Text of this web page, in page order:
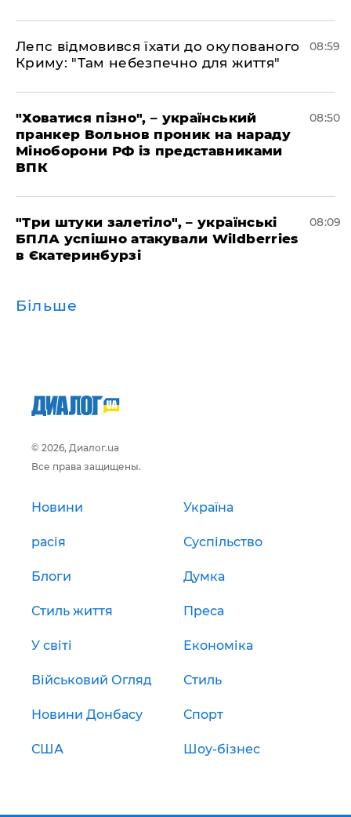
Лепс відмовився їхати до окупованого
Криму: "Там небезпечно для життя"
08:59
"Ховатися пізно", – український
пранкер Вольнов проник на нараду
Міноборони РФ із представниками
ВПК
08:50
"Три штуки залетіло", – українські
БПЛА успішно атакували Wildberries
в Єкатеринбурзі
08:09
Більше
© 2026, Диалог.ua
Все права защищены.
Новини Україна
расія Суспільство
Блоги Думка
Стиль життя Преса
У світі Економіка
Військовий Огляд Стиль
Новини Донбасу Спорт
США Шоу-бізнес